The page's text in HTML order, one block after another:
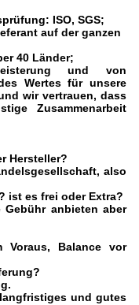
ISO, SGS;
auf der ganzen
40 Länder;
und von
Wertes für unsere
wir vertrauen, dass
Zusammenarbeit
Hersteller?
also
ist es frei oder Extra?
anbieten aber
Voraus, Balance vor
und gutes